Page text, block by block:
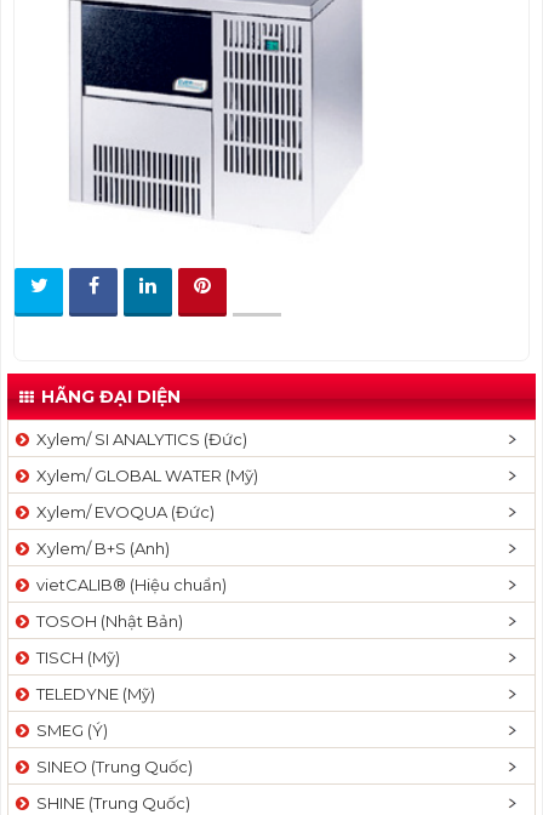
HÃNG ĐẠI DIỆN
Xylem/ SI ANALYTICS (Đức)
Xylem/ GLOBAL WATER (Mỹ)
Xylem/ EVOQUA (Đức)
Xylem/ B+S (Anh)
vietCALIB® (Hiệu chuẩn)
TOSOH (Nhật Bản)
TISCH (Mỹ)
TELEDYNE (Mỹ)
SMEG (Ý)
SINEO (Trung Quốc)
SHINE (Trung Quốc)